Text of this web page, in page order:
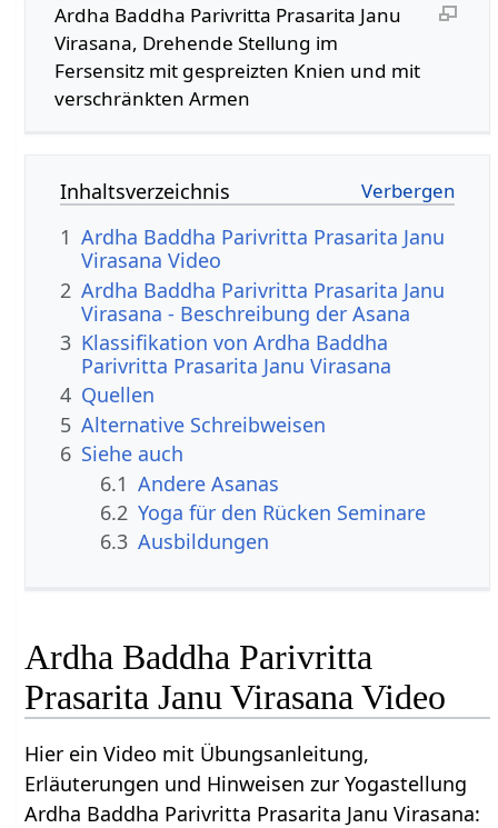
Ardha Baddha Parivritta Prasarita Janu
Virasana, Drehende Stellung im
Fersensitz mit gespreizten Knien und mit
verschränkten Armen
Inhaltsverzeichnis
1 Ardha Baddha Parivritta Prasarita Janu
Virasana Video
2 Ardha Baddha Parivritta Prasarita Janu
Virasana - Beschreibung der Asana
3 Klassifikation von Ardha Baddha
Parivritta Prasarita Janu Virasana
4 Quellen
5 Alternative Schreibweisen
6 Siehe auch
6.1 Andere Asanas
6.2 Yoga für den Rücken Seminare
6.3 Ausbildungen
Ardha Baddha Parivritta
Prasarita Janu Virasana Video
Hier ein Video mit Übungsanleitung,
Erläuterungen und Hinweisen zur Yogastellung
Ardha Baddha Parivritta Prasarita Janu Virasana: